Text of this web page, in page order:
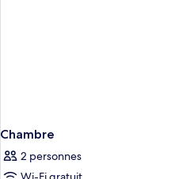
Chambre
2 personnes